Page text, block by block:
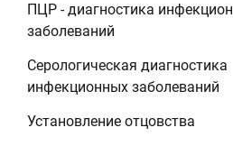
ПЦР - диагностика
заболеваний
Серологическая диагностика
инфекционных заболеваний
Установление отцовства